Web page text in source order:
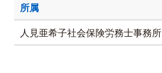
所属
人見亜希子社会保険労務士事務所